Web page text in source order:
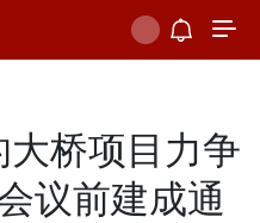
桥项目力争
议前建成通